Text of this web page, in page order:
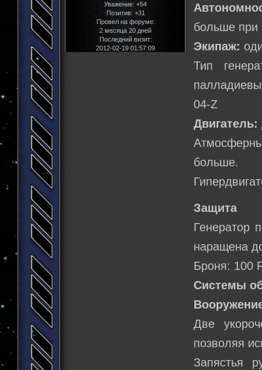
Уважение: +54
Позитив: +31
Провел на форуме:
2 месяца 20 дней
Последний визит:
2012-02-19 01:57:09
больше при
Экипаж:
Тип
04-Z
Двигатель:
больше.
Защита
Генератор
наращена
Броня: 100
Системы
Две
позволяя
Запястья